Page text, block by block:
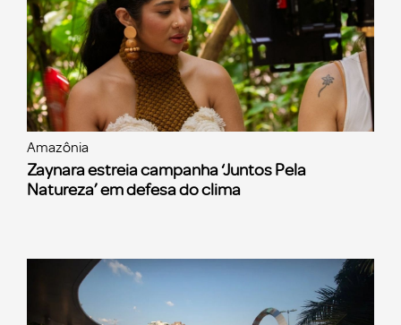
Amazônia
Zaynara estreia campanha ‘Juntos Pela
Natureza’ em defesa do clima